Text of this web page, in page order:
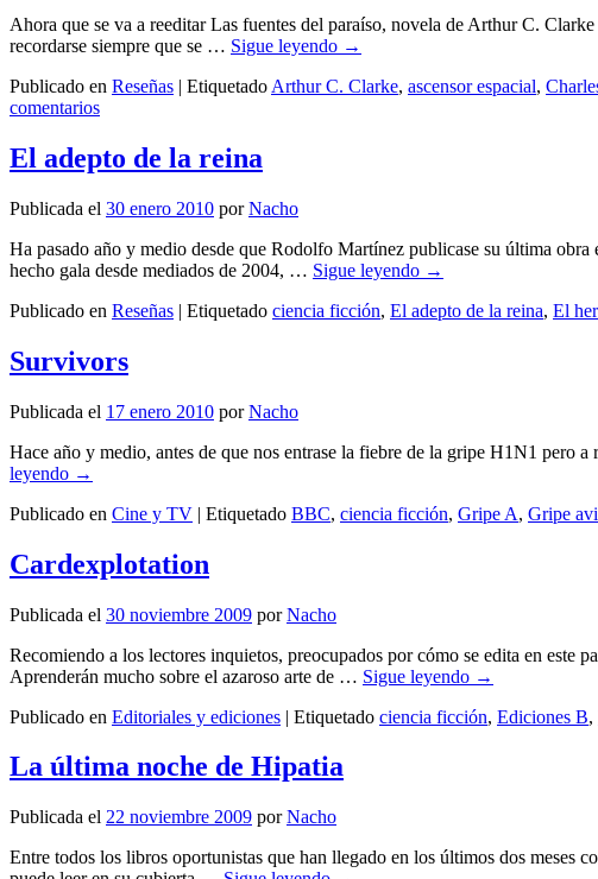
Ahora que se va a reeditar Las fuentes del paraíso, novela de Arthur C.
recordarse siempre que se … Sigue leyendo →
Publicado en Reseñas | Etiquetado Arthur C. Clarke, ascensor espacial,
comentarios
El adepto de la reina
Publicada el 30 enero 2010 por Nacho
Ha pasado año y medio desde que Rodolfo Martínez publicase su última
hecho gala desde mediados de 2004, … Sigue leyendo →
Publicado en Reseñas | Etiquetado ciencia ficción, El adepto de la reina, El
Survivors
Publicada el 17 enero 2010 por Nacho
Hace año y medio, antes de que nos entrase la fiebre de la gripe H1N1 pero
leyendo →
Publicado en Cine y TV | Etiquetado BBC, ciencia ficción, Gripe A, Gripe
Cardexplotation
Publicada el 30 noviembre 2009 por Nacho
Recomiendo a los lectores inquietos, preocupados por cómo se edita en este
Aprenderán mucho sobre el azaroso arte de … Sigue leyendo →
Publicado en Editoriales y ediciones | Etiquetado ciencia ficción, Ediciones B,
La última noche de Hipatia
Publicada el 22 noviembre 2009 por Nacho
Entre todos los libros oportunistas que han llegado en los últimos dos meses